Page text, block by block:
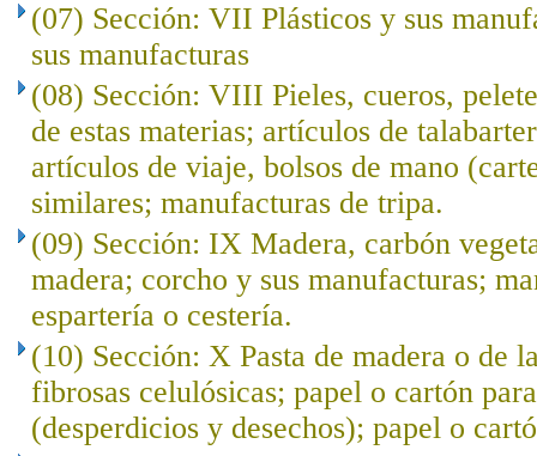
(07) Sección: VII Plásticos y sus
sus manufacturas
(08) Sección: VIII Pieles, cueros,
de estas materias; artículos de
artículos de viaje, bolsos de mano
similares; manufacturas de tripa.
(09) Sección: IX Madera, carbón
madera; corcho y sus manufacturas;
espartería o cestería.
(10) Sección: X Pasta de madera o de
fibrosas celulósicas; papel o cartón
(desperdicios y desechos); papel o